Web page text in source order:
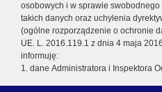
osobowych i w sprawie swobodnego
takich danych oraz uchylenia
(ogólne rozporządzenie o ochronie
UE. L. 2016.119.1 z dnia 4 maja
informuję:
1. dane Administratora i Inspektora